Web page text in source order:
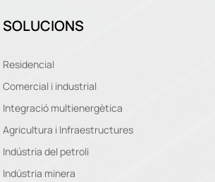
SOLUCIONS
Residencial
Comercial i industrial
Integració multienergètica
Agricultura i Infraestructures
Indústria del petroli
Indústria minera